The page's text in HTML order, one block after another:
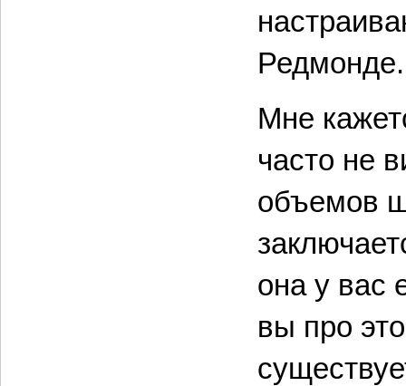
Редмонде.
Мне
часто не
объемов
она у вас
вы про